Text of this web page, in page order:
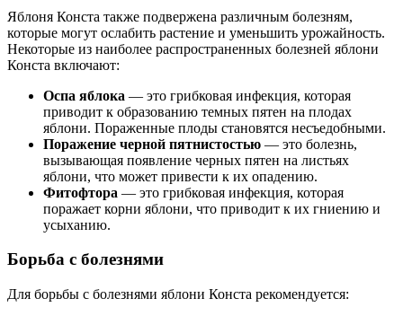
Яблоня Конста также подвержена различным болезням,
которые могут ослабить растение и уменьшить урожайность.
Некоторые из наиболее распространенных болезней яблони
Конста включают:
Оспа яблока — это грибковая инфекция, которая
приводит к образованию темных пятен на плодах
яблони. Пораженные плоды становятся несъедобными.
Поражение черной пятнистостью — это болезнь,
вызывающая появление черных пятен на листьях
яблони, что может привести к их опадению.
Фитофтора — это грибковая инфекция, которая
поражает корни яблони, что приводит к их гниению и
усыханию.
Борьба с болезнями
Для борьбы с болезнями яблони Конста рекомендуется: